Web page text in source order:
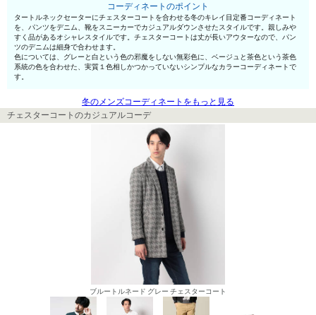
コーディネートのポイント
タートルネックセーターにチェスターコートを合わせる冬のキレイ目定番コーディネート
を、パンツをデニム、靴をスニーカーでカジュアルダウンさせたスタイルです。親しみや
すく品があるオシャレスタイルです。チェスターコートは丈が長いアウターなので、パン
ツのデニムは細身で合わせます。
色については、グレーと白という色の邪魔をしない無彩色に、ベージュと茶色という茶色
系統の色を合わせた、実質１色相しかつかっていないシンプルなカラーコーディネートで
す。
冬のメンズコーディネートをもっと見る
チェスターコートのカジュアルコーデ
ブルートルネード グレー チェスターコート